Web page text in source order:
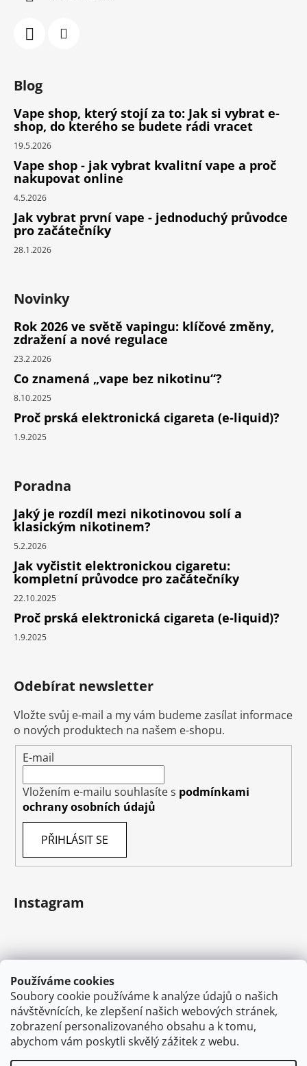
Používáme cookies
Soubory cookie používáme k analýze údajů o našich
návštěvnících, ke zlepšení našich webových stránek,
zobrazení personalizovaného obsahu a k tomu,
abychom vám poskytli skvělý zážitek z webu.
Blog
Vape shop, který stojí za to: Jak si vybrat e-
shop, do kterého se budete rádi vracet
19.5.2026
Vape shop - jak vybrat kvalitní vape a proč
nakupovat online
4.5.2026
Jak vybrat první vape - jednoduchý průvodce
pro začátečníky
28.1.2026
Novinky
Rok 2026 ve světě vapingu: klíčové změny,
zdražení a nové regulace
23.2.2026
Co znamená „vape bez nikotinu“?
8.10.2025
Proč prská elektronická cigareta (e-liquid)?
1.9.2025
Poradna
Jaký je rozdíl mezi nikotinovou solí a
klasickým nikotinem?
5.2.2026
Jak vyčistit elektronickou cigaretu:
kompletní průvodce pro začátečníky
22.10.2025
Proč prská elektronická cigareta (e-liquid)?
1.9.2025
Odebírat newsletter
Vložte svůj e-mail a my vám budeme zasílat informace
o nových produktech na našem e-shopu.
E-mail
Vložením e-mailu souhlasíte s podmínkami
ochrany osobních údajů
PŘIHLÁSIT SE
Instagram
Sledovat na Instagramu